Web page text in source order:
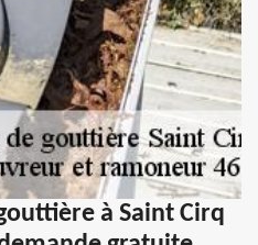
à Saint Cirq